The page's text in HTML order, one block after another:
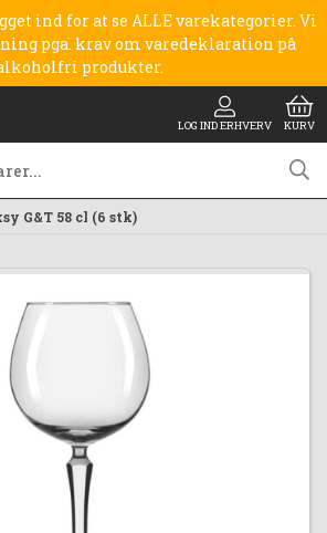
ind for at se ALLE varekategorier. Vi
pga. krav om varedeklaration på
produkter.
LOG IND ERHVERV KURV
G&T 58 cl (6 stk)